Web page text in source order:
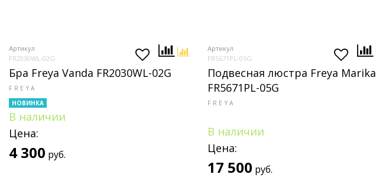
Артикул
FR2030WL-02G
Бра Freya Vanda FR2030WL-02G
FREYA
НОВИНКА
В наличии
Цена:
4 300 руб.
Артикул
FR5671PL-05G
Подвесная люстра Freya Marika
FR5671PL-05G
FREYA
В наличии
Цена:
17 500 руб.